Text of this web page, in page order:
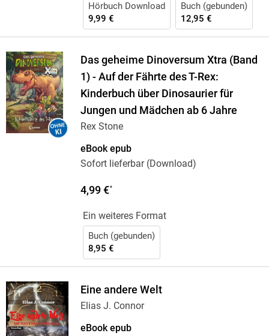
Hörbuch Download
9,99 €
Buch (gebunden)
12,95 €
Das geheime Dinoversum Xtra (Band
1) - Auf der Fährte des T-Rex:
Kinderbuch über Dinosaurier für
Jungen und Mädchen ab 6 Jahre
Rex Stone
eBook epub
Sofort lieferbar (Download)
4,99 €*
Ein weiteres Format
Buch (gebunden)
8,95 €
Eine andere Welt
Elias J. Connor
eBook epub